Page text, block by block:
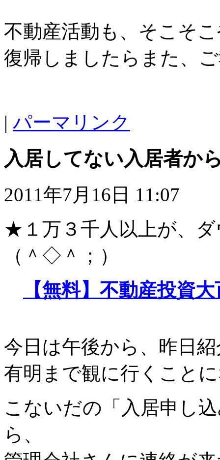
不動産活動も、そこそ
復帰しましたらまた、
| パーマリンク
入居してない入居者か
2011年7月16日 11:07
★１万３千人以上が、
（＾◇＾；）
【無料】不動産投資
今日は午後から、昨日
有明まで観に行くこと
こないだの「入居申し
ら、